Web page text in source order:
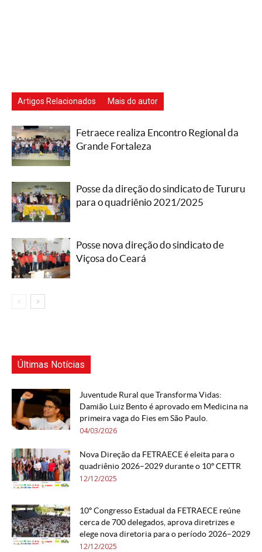
Artigos Relacionados Mais do autor
Fetraece realiza Encontro Regional da
Grande Fortaleza
Posse da direção do sindicato de Tururu
para o quadriênio 2021/2025
Posse nova direção do sindicato de
Viçosa do Ceará
Últimas Notícias
Juventude Rural que Transforma Vidas:
Damião Luiz Bento é aprovado em Medicina na
primeira vaga do Fies em São Paulo.
04/03/2026
Nova Direção da FETRAECE é eleita para o
quadriênio 2026–2029 durante o 10º CETTR
12/12/2025
10º Congresso Estadual da FETRAECE reúne
cerca de 700 delegados, aprova diretrizes e
elege nova diretoria para o período 2026–2029
12/12/2025